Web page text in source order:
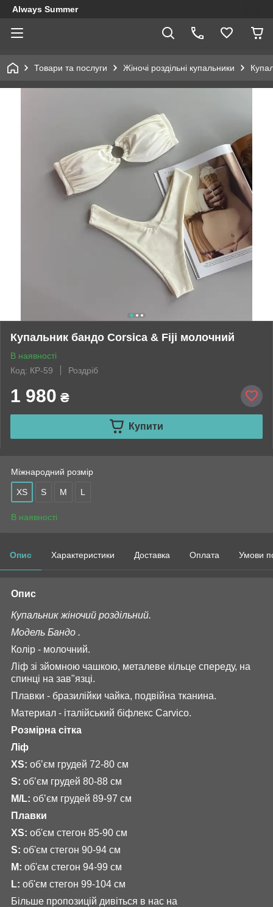
Always Summer
Товари та послуги Жіночі роздільні купальники
Купальник бандо Corsica & Fiji молочний
В наявності
Код: КР-59
Роздріб
1 980 ₴
Купити
Міжнародний розмір
XS S M L
В наявності
Опис Характеристики Доставка Оплата Умови
Опис
Купальник жіночий роздільний.
Модель Бандо .
Колір - молочний.
Ліф зі зйомною чашкою, металеве кільце спереду, на
спинці на зав"язці.
Плавки - бразилійки чайка, подвійна тканина.
Материал - італійський біфлекс Carvico.
Розмірна сітка
Ліф
XS: обʼєм грудей 72-80 см
S: обʼєм грудей 80-88 см
M/L: обʼєм грудей 89-97 см
Плавки
XS: об'єм стегон 85-90 см
S: об'єм стегон 90-94 см
M: об'єм стегон 94-99 см
L: об'єм стегон 99-104 см
Більше пропозицій дивіться в нас на